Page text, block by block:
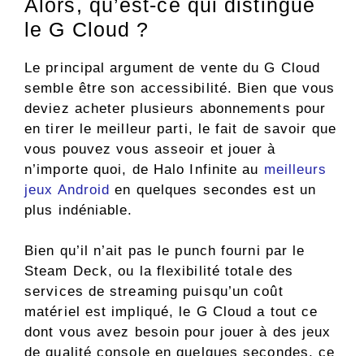
Alors, qu’est-ce qui distingue
le G Cloud ?
Le principal argument de vente du G Cloud
semble être son accessibilité. Bien que vous
deviez acheter plusieurs abonnements pour
en tirer le meilleur parti, le fait de savoir que
vous pouvez vous asseoir et jouer à
n’importe quoi, de Halo Infinite au meilleurs
jeux Android en quelques secondes est un
plus indéniable.
Bien qu’il n’ait pas le punch fourni par le
Steam Deck, ou la flexibilité totale des
services de streaming puisqu’un coût
matériel est impliqué, le G Cloud a tout ce
dont vous avez besoin pour jouer à des jeux
de qualité console en quelques secondes, ce